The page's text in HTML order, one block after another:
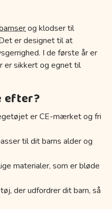
og klodser til
er designet til at
I de første år er
sikkert og egnet til
efter?
er CE-mærket og fri
til dit barns alder og
materialer, som er bløde
der udfordrer dit barn, så